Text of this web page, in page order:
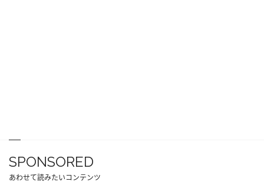
SPONSORED
あわせて読みたいコンテンツ